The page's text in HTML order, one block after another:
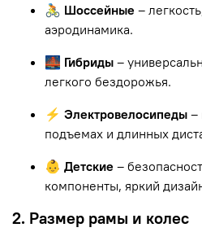
🚴 Шоссейные –
аэродинамика.
🌉 Гибриды –
легкого бездорожья.
⚡ Электровелосипеды –
подъемах и длинных
👶 Детские –
компоненты, яркий
2. Размер рамы и колес